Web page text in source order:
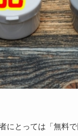
にとっては「無料